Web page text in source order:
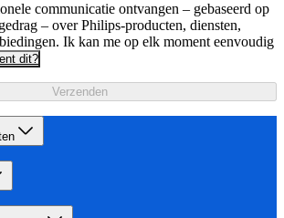
communicatie ontvangen – gebaseerd op
– over Philips-producten, diensten,
Ik kan me op elk moment eenvoudig
dit?
Verzenden